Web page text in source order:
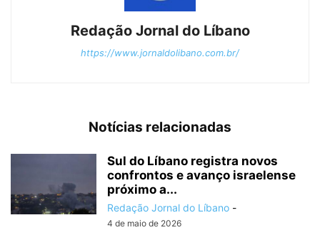
Redação Jornal do Líbano
https://www.jornaldolibano.com.br/
Notícias relacionadas
Sul do Líbano registra novos
confrontos e avanço israelense
próximo a...
Redação Jornal do Líbano -
4 de maio de 2026